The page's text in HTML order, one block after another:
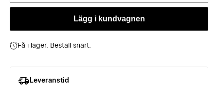
Lägg i kundvagnen
Få i lager. Beställ snart.
Leveranstid